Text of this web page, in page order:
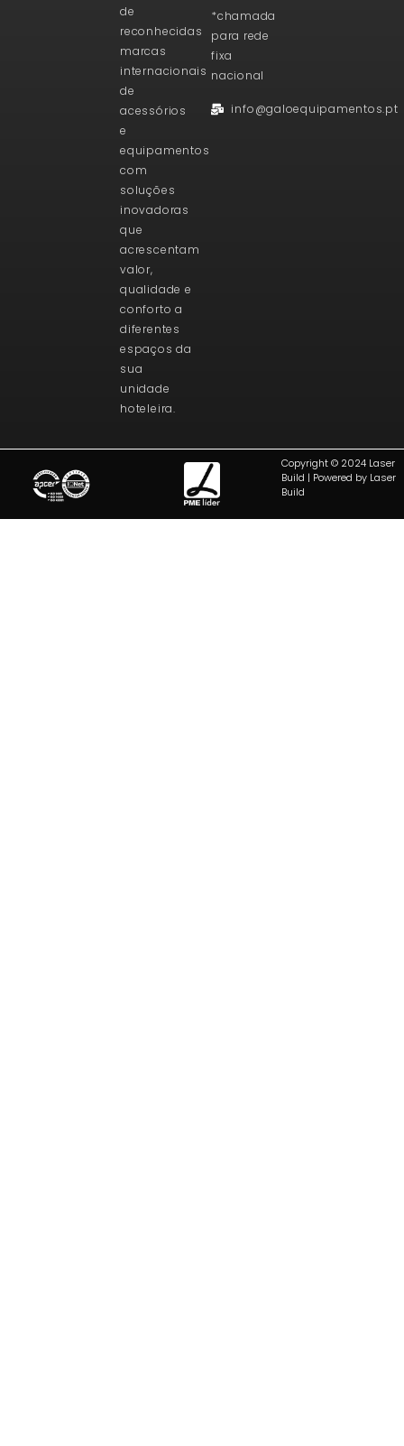
de
reconhecidas
marcas
internacionais
de
acessórios
e
equipamentos
com
soluções
inovadoras
que
acrescentam
valor,
qualidade e
conforto a
diferentes
espaços da
sua
unidade
hoteleira.
*chamada
para rede
fixa
nacional
info@galoequipamentos.pt
Copyright © 2024 Laser
Build | Powered by Laser
Build